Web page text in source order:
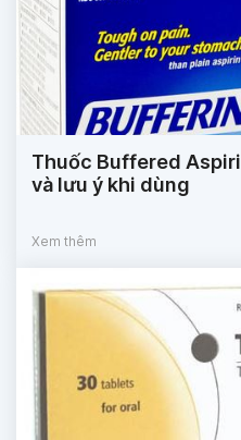
Thuốc Buffered
và lưu ý khi dùng
Xem thêm